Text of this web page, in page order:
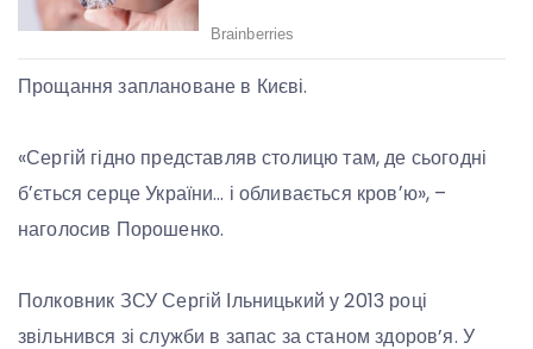
Прощання заплановане в Києві.
«Сергій гідно представляв столицю там, де сьогодні
бʼється серце України… і обливається кровʼю», –
наголосив Порошенко.
Полковник ЗСУ Сергій Ільницький у 2013 році
звільнився зі служби в запас за станом здоров’я. У